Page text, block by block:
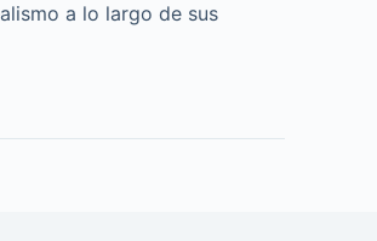
a lo largo de sus